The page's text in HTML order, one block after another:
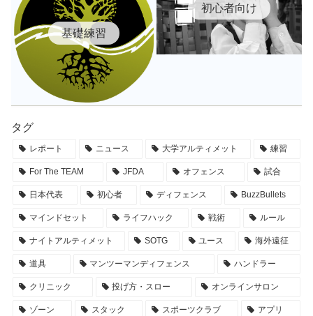
基礎練習
初心者向け
タグ
レポート ニュース 大学アルティメット 練習
For The TEAM JFDA オフェンス 試合
日本代表 初心者 ディフェンス BuzzBullets
マインドセット ライフハック 戦術 ルール
ナイトアルティメット SOTG ユース 海外遠征
道具 マンツーマンディフェンス ハンドラー
クリニック 投げ方・スロー オンラインサロン
ゾーン スタック スポーツクラブ アプリ